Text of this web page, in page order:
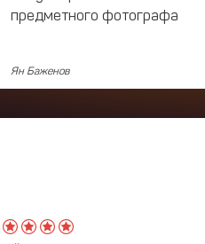
предметного фотографа
Ян Баженов